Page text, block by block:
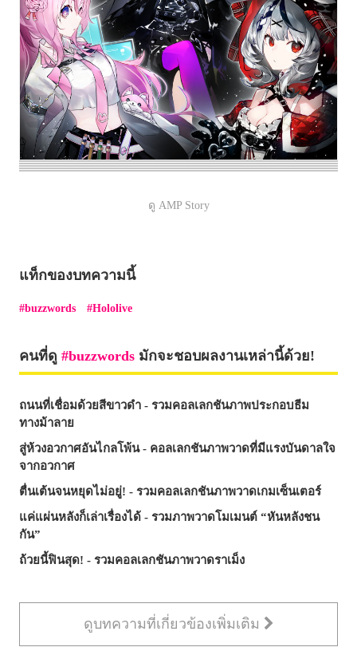
ดู AMP Story
แท็กของบทความนี้
buzzwords Hololive
คนที่ดู buzzwords มักจะชอบผลงานเหล่านี้ด้วย!
ถนนที่เชื่อมด้วยสีขาวดำ - รวมคอลเลกชันภาพประกอบธีม
ทางม้าลาย
สู่ห้วงอวกาศอันไกลโพ้น - คอลเลกชันภาพวาดที่มีแรงบันดาลใจ
จากอวกาศ
ตื่นเต้นจนหยุดไม่อยู่! - รวมคอลเลกชันภาพวาดเกมเซ็นเตอร์
แค่แผ่นหลังก็เล่าเรื่องได้ - รวมภาพวาดโมเมนต์ “หันหลังชน
กัน”
ถ้วยนี้ฟินสุด! - รวมคอลเลกชันภาพวาดราเม็ง
ดูบทความที่เกี่ยวข้องเพิ่มเติม